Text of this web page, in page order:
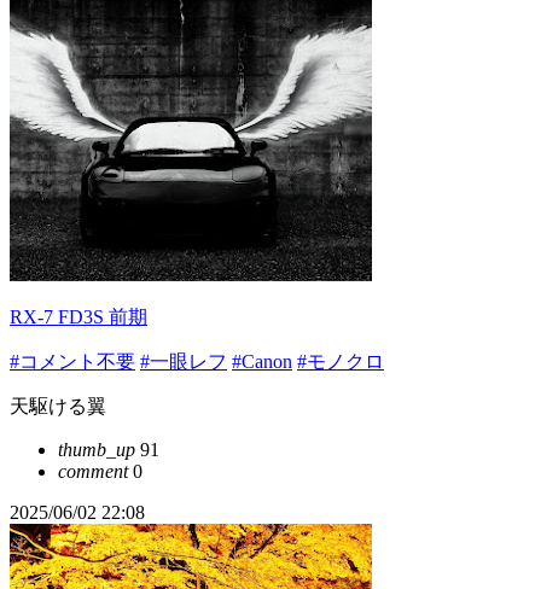
RX-7 FD3S 前期
#コメント不要 #一眼レフ #Canon #モノクロ
天駆ける翼
thumb_up 91
comment0
2025/06/02 22:08